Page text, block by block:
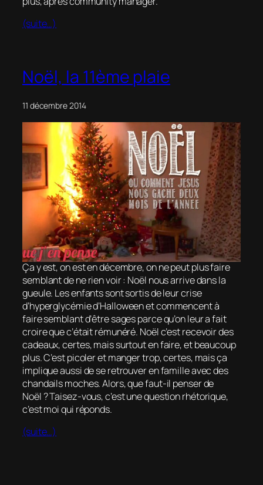
(suite…)
Noël, la 11ème plaie
11 décembre 2014
Ça y est, on est en décembre, on ne peut plus faire
semblant de ne rien voir : Noël nous arrive dans la
gueule. Les enfants sont sortis de leur crise
d’hyperglycémie d’Halloween et commencent à
faire semblant d’être sages parce qu’on leur a fait
croire que c’était rémunéré. Noël c’est recevoir des
cadeaux, certes, mais surtout en faire, et beaucoup
plus. C’est picoler et manger trop, certes, mais ça
implique aussi de se retrouver en famille avec des
chandails moches. Alors, que faut-il penser de
Noël ? Taisez-vous, c’est une question rhétorique,
c’est moi qui réponds.
(suite…)